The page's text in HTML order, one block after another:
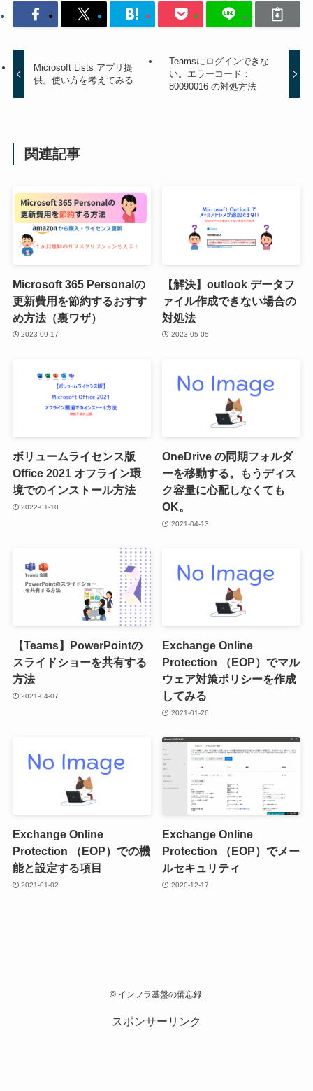
Microsoft Lists アプリ提
供。使い方を考えてみる
Teamsにログインできな
い。エラーコード：
80090016 の対処方法
関連記事
Microsoft 365 Personalの
更新費用を節約するおすす
め方法（裏ワザ）
2023-09-17
【解決】outlook データフ
ァイル作成できない場合の
対処法
2023-05-05
ボリュームライセンス版
Office 2021 オフライン環
境でのインストール方法
2022-01-10
OneDrive の同期フォルダ
ーを移動する。もうディス
ク容量に心配しなくても
OK。
2021-04-13
【Teams】PowerPointの
スライドショーを共有する
方法
2021-04-07
Exchange Online
Protection （EOP）でマル
ウェア対策ポリシーを作成
してみる
2021-01-26
Exchange Online
Protection （EOP）での機
能と設定する項目
2021-01-02
Exchange Online
Protection （EOP）でメー
ルセキュリティ
2020-12-17
©インフラ基盤の備忘録.
スポンサーリンク